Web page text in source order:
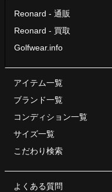
Reonard - 通販
Reonard - 買取
Golfwear.info
アイテム一覧
ブランド一覧
コンディション一覧
サイズ一覧
こだわり検索
よくある質問